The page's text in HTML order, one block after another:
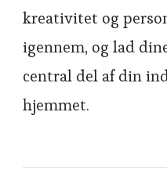
kreativitet og
igennem, og lad
central del af din
hjemmet.